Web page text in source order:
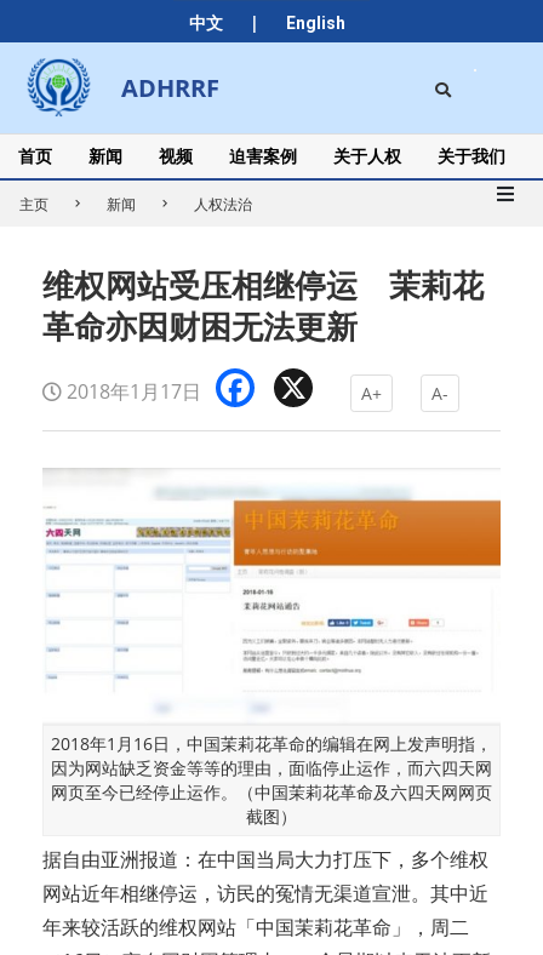
中文 | English
to
content
ADHRRF
Secondary
Navigation
Menu
首页 新闻 视频 迫害案例 关于人权 关于我们
主页 新闻 人权法治
维权网站受压相继停运 茉莉花
革命亦因财困无法更新
2018年1月17日 Facebook A+ A-
2018年1月16日，中国茉莉花革命的编辑在网上发声明指，
因为网站缺乏资金等等的理由，面临停止运作，而六四天网
网页至今已经停止运作。（中国茉莉花革命及六四天网网页
截图）
据自由亚洲报道：在中国当局大力打压下，多个维权
网站近年相继停运，访民的冤情无渠道宣泄。其中近
年来较活跃的维权网站「中国茉莉花革命」，周二